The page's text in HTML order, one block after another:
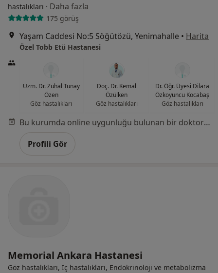
hastalıkları · Daha fazla
175 görüş
Yaşam Caddesi No:5 Söğütözü, Yenimahalle • Harita
Özel Tobb Etü Hastanesi
Uzm. Dr. Zuhal Tunay
Özen
Göz hastalıkları
Doç. Dr. Kemal
Özülken
Göz hastalıkları
Dr. Öğr. Üyesi Dilara
Özkoyuncu Kocabaş
Göz hastalıkları
Bu kurumda online uygunluğu bulunan bir doktor veya uzman bulunamadı
Profili Gör
Memorial Ankara Hastanesi
Göz hastalıkları, İç hastalıkları, Endokrinoloji ve metabolizma